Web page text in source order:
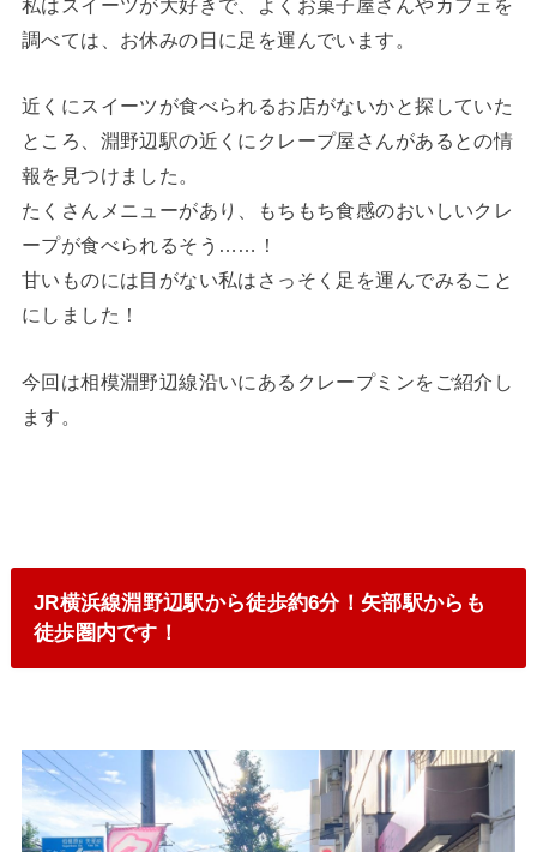
私はスイーツが大好きで、よくお菓子屋さんやカフェを
調べては、お休みの日に足を運んでいます。
近くにスイーツが食べられるお店がないかと探していた
ところ、淵野辺駅の近くにクレープ屋さんがあるとの情
報を見つけました。
たくさんメニューがあり、もちもち食感のおいしいクレ
ープが食べられるそう……！
甘いものには目がない私はさっそく足を運んでみること
にしました！
今回は相模淵野辺線沿いにあるクレープミンをご紹介し
ます。
JR横浜線淵野辺駅から徒歩約6分！矢部駅からも
徒歩圏内です！